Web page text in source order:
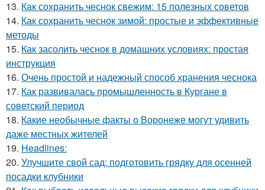
13. Как сохранить чеснок свежим: 15 полезных советов
14. Как сохранить чеснок зимой: простые и эффективные
методы
15. Как засолить чеснок в домашних условиях: простая
инструкция
16. Очень простой и надежный способ хранения чеснока
17. Как развивалась промышленность в Кургане в
советский период
18. Какие необычные факты о Воронеже могут удивить
даже местных жителей
19. Headlines:
20. Улучшите свой сад: подготовить грядку для осенней
посадки клубники